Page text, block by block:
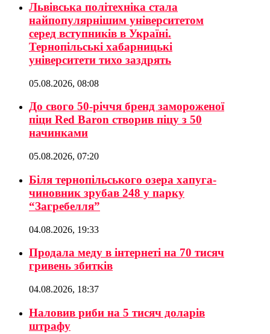
Львівська політехніка стала
найпопулярнішим університетом
серед вступників в Україні.
Тернопільські хабарницькі
університети тихо заздрять
05.08.2026, 08:08
До свого 50-річчя бренд замороженої
піци Red Baron створив піцу з 50
начинками
05.08.2026, 07:20
Біля тернопільського озера хапуга-
чиновник зрубав 248 у парку
“Загребелля”
04.08.2026, 19:33
Продала меду в інтернеті на 70 тисяч
гривень збитків
04.08.2026, 18:37
Наловив риби на 5 тисяч доларів
штрафу